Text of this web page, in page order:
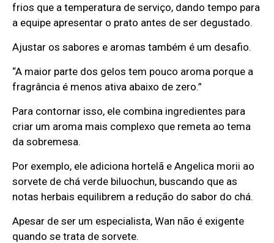
frios que a temperatura de serviço, dando tempo para
a equipe apresentar o prato antes de ser degustado.
Ajustar os sabores e aromas também é um desafio.
“A maior parte dos gelos tem pouco aroma porque a
fragrância é menos ativa abaixo de zero.”
Para contornar isso, ele combina ingredientes para
criar um aroma mais complexo que remeta ao tema
da sobremesa.
Por exemplo, ele adiciona hortelã e Angelica morii ao
sorvete de chá verde biluochun, buscando que as
notas herbais equilibrem a redução do sabor do chá.
Apesar de ser um especialista, Wan não é exigente
quando se trata de sorvete.